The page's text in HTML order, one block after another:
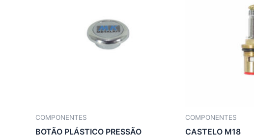
COMPONENTES
BOTÃO PLÁSTICO PRESSÃO
COMPONENTES
CASTELO M18